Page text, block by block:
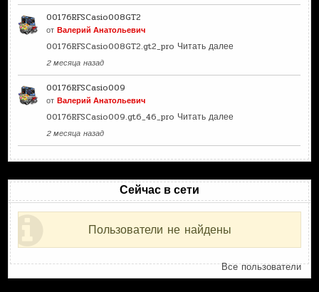
00176RFSCasio008GT2
отВалерий Анатольевич
00176RFSCasio008GT2.gt2_pro Читать далее
2 месяца назад
00176RFSCasio009
отВалерий Анатольевич
00176RFSCasio009.gt6_46_pro Читать далее
2 месяца назад
Сейчас в сети
Пользователи не найдены
Все пользователи